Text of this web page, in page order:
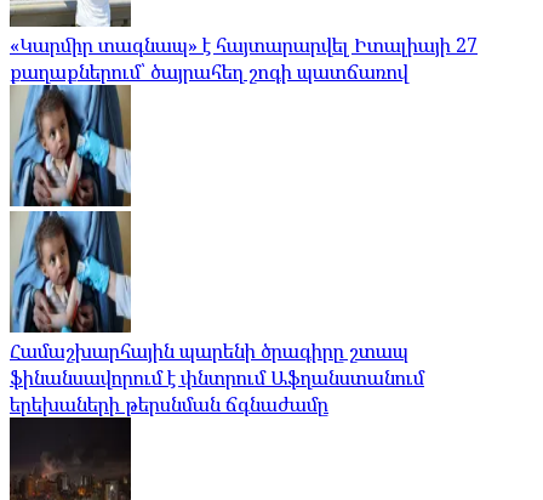
«Կարմիր տագնապ» է հայտարարվել Իտալիայի 27
քաղաքներում՝ ծայրահեղ շոգի պատճառով
Համաշխարհային պարենի ծրագիրը շտապ
ֆինանսավորում է փնտրում Աֆղանստանում
երեխաների թերսնման ճգնաժամը